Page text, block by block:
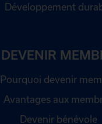
Développement
DEVENIR
Pourquoi devenir
Avantages aux
Devenir bénévole